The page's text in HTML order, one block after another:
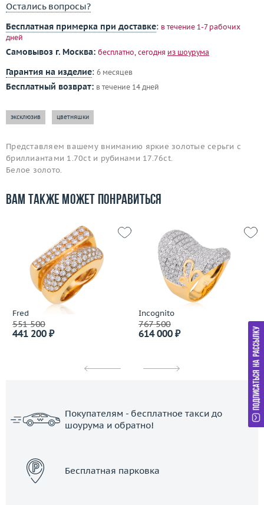
Остались вопросы?
Бесплатная примерка при доставке: в течение 1-7 рабочих
дней
Самовывоз г. Москва: бесплатно, сегодня из шоурума
Гарантия на изделие: 6 месяцев
Бесплатный возврат: в течение 14 дней
эксклюзив цветняшки
Представляем вашему вниманию яркие золотые серьги с
бриллиантами 1.70ct и рубинами 17.76ct.
Белое золото.
Вам также может понравиться
Fred
551 500
441 200 ₽
Incognito
767 500
614 000 ₽
Покупателям - бесплатное такси до
шоурума и обратно!
Бесплатная парковка